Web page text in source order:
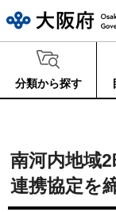
分類から探す
南河内地域
連携協定を